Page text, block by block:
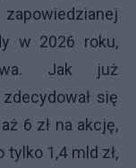
zapowiedzianej
w 2026 roku,
Jak już
się
6 zł na akcję,
1,4 mld zł,